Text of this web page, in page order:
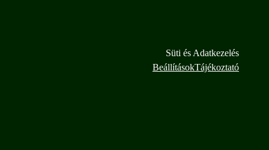
Süti és Adatkezelés
BeállításokTájékoztató